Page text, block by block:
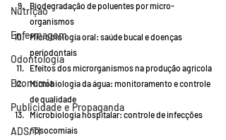
Nutrição
Enfermagem
Odontologia
Economia
Publicidade e Propaganda
ADS/TI
Biodegradação de poluentes por micro-
organismos
Microbiologia oral: saúde bucal e doenças
periodontais
Efeitos dos microrganismos na produção agrícola
Microbiologia da água: monitoramento e controle
de qualidade
Microbiologia hospitalar: controle de infecções
nosocomiais